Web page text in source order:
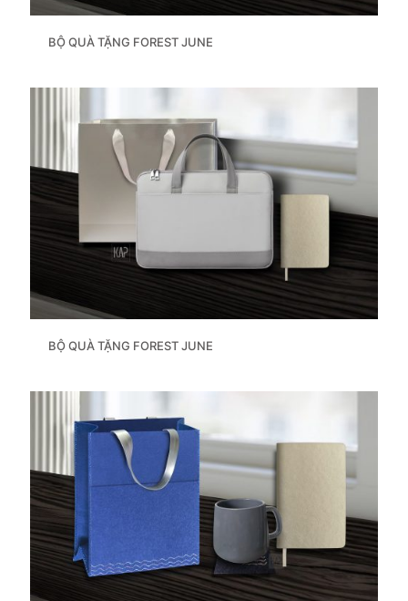
BỘ QUÀ TẶNG FOREST JUNE
BỘ QUÀ TẶNG FOREST JUNE